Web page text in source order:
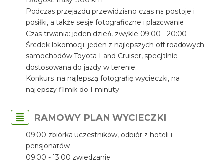
Podczas przejazdu przewidziano czas na postoje i
posiłki, a także sesje fotograficzne i plażowanie
Czas trwania: jeden dzień, zwykle 09:00 - 20:00
Środek lokomocji: jeden z najlepszych off roadowych
samochodów Toyota Land Cruiser, specjalnie
dostosowana do jazdy w terenie.
Konkurs: na najlepszą fotografię wycieczki, na
najlepszy filmik do 1 minuty
RAMOWY PLAN WYCIECZKI
09:00 zbiórka uczestników, odbiór z hoteli i
pensjonatów
09:00 - 13:00 zwiedzanie